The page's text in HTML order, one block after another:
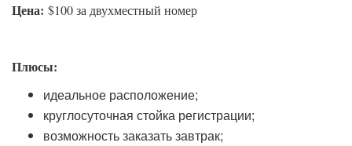
Цена: $100 за двухместный номер
Плюсы:
идеальное расположение;
круглосуточная стойка регистрации;
возможность заказать завтрак;